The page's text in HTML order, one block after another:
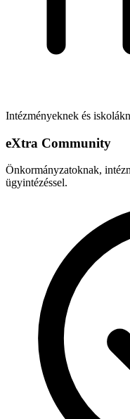
Intézményeknek és
eXtra Community
Önkormányzatoknak,
ügyintézéssel.